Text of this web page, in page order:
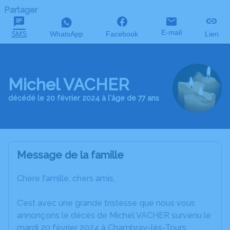
Partager
SMS WhatsApp Facebook E-mail Lien
Michel VACHER
décédé le 20 février 2024 à l'âge de 77 ans
Message de la famille
Chère famille, chers amis,
C’est avec une grande tristesse que nous vous
annonçons le décès de Michel VACHER survenu le
mardi 20 février 2024 à Chambray-lès-Tours.